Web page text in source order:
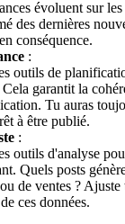
évoluent sur
des dernières
conséquence.
:
outils de
garantit la
Tu auras
à être publié.
:
outils d'analyse
Quels posts
de ventes ? Ajuste
ces données.